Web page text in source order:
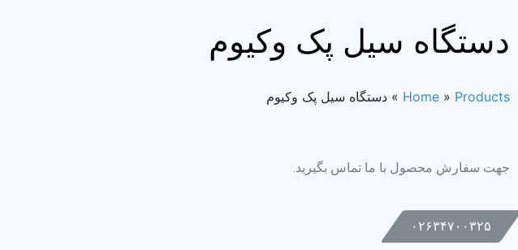
دستگاه سیل پک وکیوم
Home » Products
» دستگاه سیل پک وکیوم
جهت سفارش محصول با ما تماس بگیرید.
۰۲۶۳۴۷۰۰۳۲۵